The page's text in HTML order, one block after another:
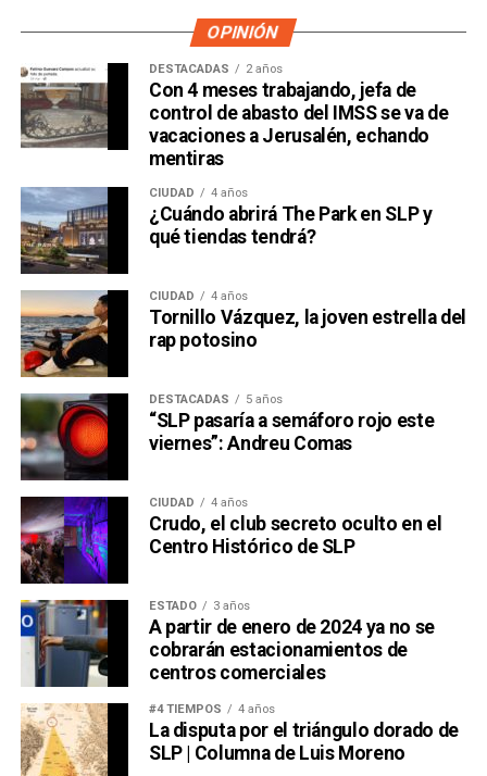
OPINIÓN
DESTACADAS 2 años
Con 4 meses trabajando, jefa de
control de abasto del IMSS se va de
vacaciones a Jerusalén, echando
mentiras
CIUDAD 4 años
¿Cuándo abrirá The Park en SLP y
qué tiendas tendrá?
CIUDAD 4 años
Tornillo Vázquez, la joven estrella del
rap potosino
DESTACADAS 5 años
“SLP pasaría a semáforo rojo este
viernes”: Andreu Comas
CIUDAD 4 años
Crudo, el club secreto oculto en el
Centro Histórico de SLP
ESTADO 3 años
A partir de enero de 2024 ya no se
cobrarán estacionamientos de
centros comerciales
#4 TIEMPOS 4 años
La disputa por el triángulo dorado de
SLP | Columna de Luis Moreno